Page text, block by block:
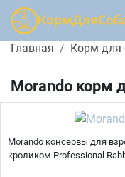
Главная Корм для
Morando корм
Morando консервы для
кроликом Professional